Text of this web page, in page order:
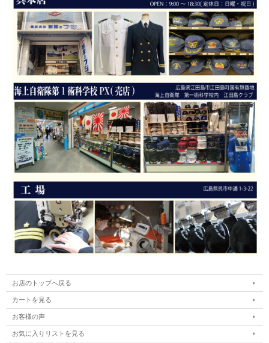
お店のトップへ戻る
カートを見る
お客様の声
お気に入りリストを見る